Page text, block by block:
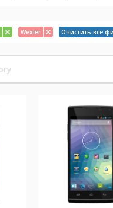
Wexler Очистить все